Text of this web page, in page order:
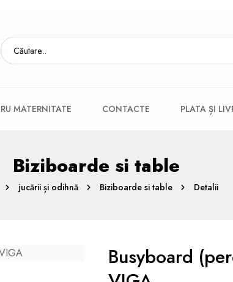
MATERNITATE CONTACTE PLATA ȘI
Biziboarde si table
jucării și odihnă Biziboarde si table Detalii
Busyboard